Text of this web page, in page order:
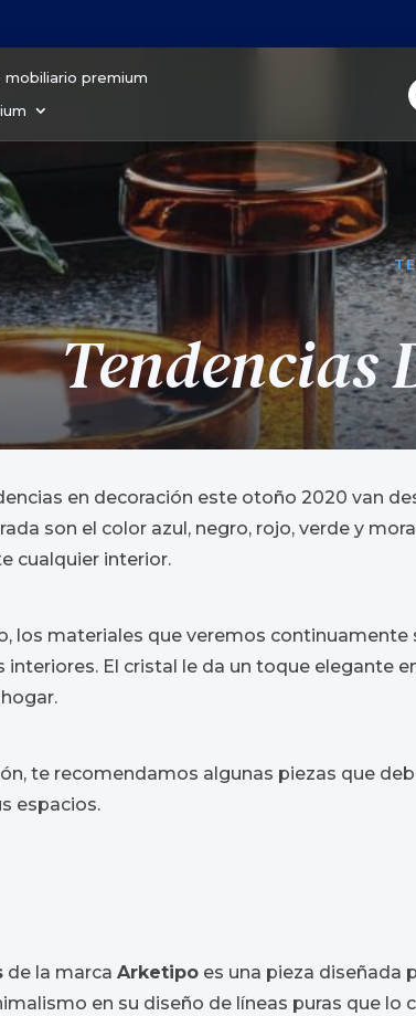
mobiliario premium
Tendencias
en decoración este otoño 2020 van
son el color azul, negro, rojo, verde y
cualquier interior.
los materiales que veremos
interiores. El cristal le da un toque elegante
te recomendamos algunas piezas que
espacios.
de la marca Arketipo es una pieza diseñada
en su diseño de líneas puras que lo